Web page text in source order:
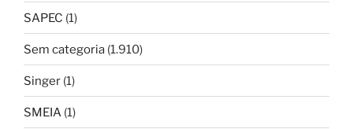
SAPEC (1)
Sem categoria (1.910)
Singer (1)
SMEIA (1)